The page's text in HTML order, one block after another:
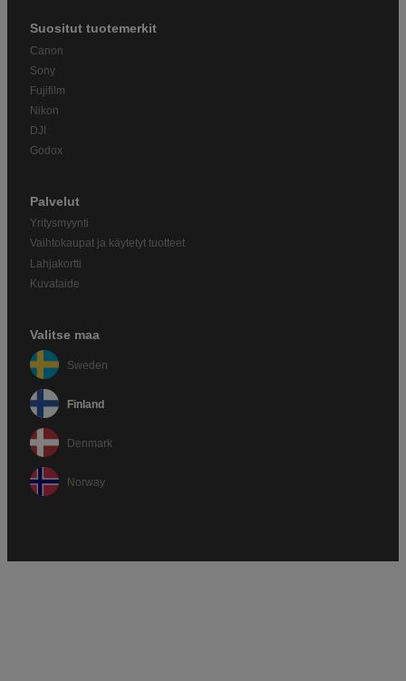
Suositut tuotemerkit
Canon
Sony
Fujifilm
Nikon
DJI
Godox
Palvelut
Yritysmyynti
Vaihtokaupat ja käytetyt tuotteet
Lahjakortti
Kuvataide
Valitse maa
Sweden
Finland
Denmark
Norway